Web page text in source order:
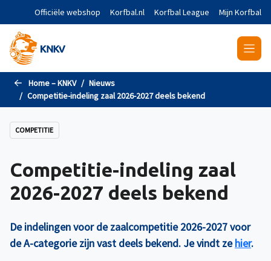
Naar de hoofdinhoud gaan
Officiële webshop Korfbal.nl Korfbal League Mijn Korfbal
Home – KNKV
Nieuws
Competitie-indeling zaal 2026-2027 deels bekend
COMPETITIE
Competitie-indeling zaal
2026-2027 deels bekend
De indelingen voor de zaalcompetitie 2026-2027 voor
de A-categorie zijn vast deels bekend. Je vindt zehier.